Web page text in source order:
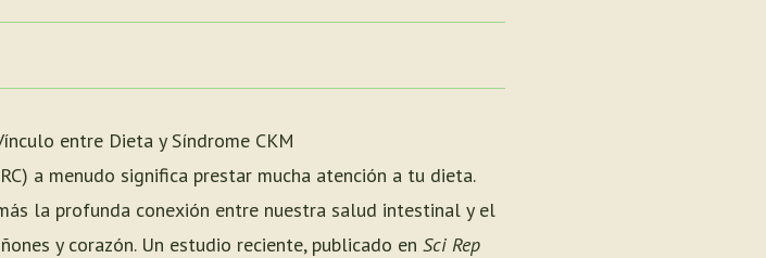
entre Dieta y Síndrome CKM
a menudo significa prestar mucha atención a tu dieta.
la profunda conexión entre nuestra salud intestinal y el
y corazón. Un estudio reciente, publicado en Sci Rep